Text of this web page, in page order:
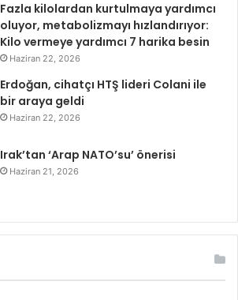
Fazla kilolardan kurtulmaya yardımcı
oluyor, metabolizmayı hızlandırıyor:
Kilo vermeye yardımcı 7 harika besin
Haziran 22, 2026
Erdoğan, cihatçı HTŞ lideri Colani ile
bir araya geldi
Haziran 22, 2026
Irak’tan ‘Arap NATO’su’ önerisi
Haziran 21, 2026